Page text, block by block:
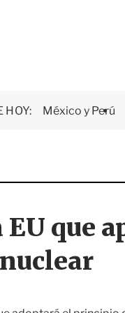
HOY: México y Perú
que